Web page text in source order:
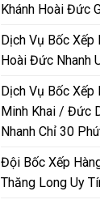
Khánh Hoài Đức
Dịch Vụ Bốc Xếp
Hoài Đức Nhanh
Dịch Vụ Bốc
Minh Khai / Đức
Nhanh Chỉ 30
Đội Bốc Xếp
Thăng Long Uy